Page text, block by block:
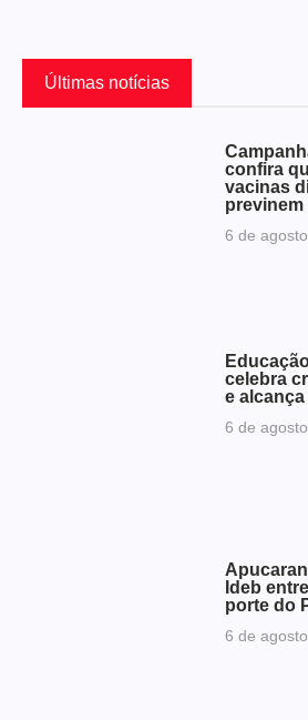
Últimas notícias
confira
vacinas
previnem
6 de
celebra
e
6 de
Ideb
porte do
6 de